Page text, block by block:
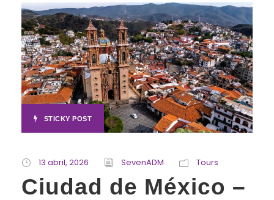
STICKY POST
13 abril, 2026 SevenADM Tours
Ciudad de México –